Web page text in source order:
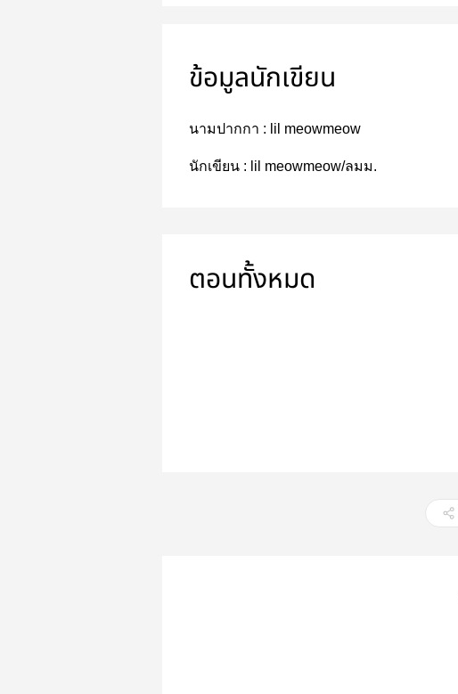
ข้อมูลนักเขียน
นามปากกา : lil meowmeow
นักเขียน : lil meowmeow/ลมม.
ตอนทั้งหมด